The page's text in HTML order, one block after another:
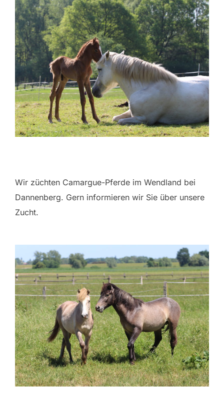
Wir züchten Camargue-Pferde im Wendland bei
Dannenberg. Gern informieren wir Sie über unsere
Zucht.